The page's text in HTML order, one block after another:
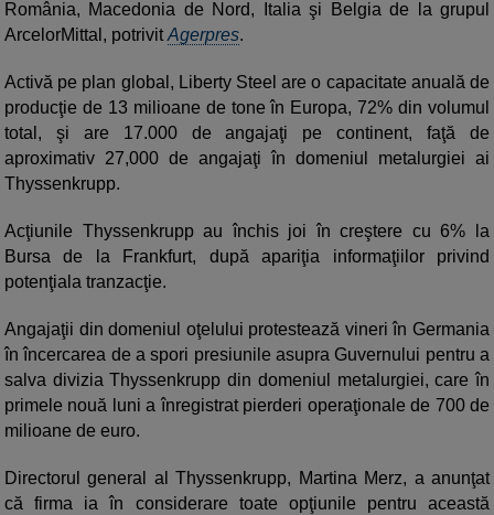
România, Macedonia de Nord, Italia şi Belgia de la grupul
ArcelorMittal, potrivitAgerpres.
Activă pe plan global, Liberty Steel are o capacitate anuală de
producţie de 13 milioane de tone în Europa, 72% din volumul
total, şi are 17.000 de angajaţi pe continent, faţă de
aproximativ 27,000 de angajaţi în domeniul metalurgiei ai
Thyssenkrupp.
Acţiunile Thyssenkrupp au închis joi în creştere cu 6% la
Bursa de la Frankfurt, după apariţia informaţiilor privind
potenţiala tranzacţie.
Angajaţii din domeniul oţelului protestează vineri în Germania
în încercarea de a spori presiunile asupra Guvernului pentru a
salva divizia Thyssenkrupp din domeniul metalurgiei, care în
primele nouă luni a înregistrat pierderi operaţionale de 700 de
milioane de euro.
Directorul general al Thyssenkrupp, Martina Merz, a anunţat
că firma ia în considerare toate opţiunile pentru această